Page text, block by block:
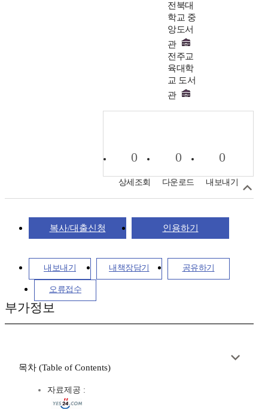
전북대
학교 중
앙도서
관
전주교
육대학
교 도서
관
0
상세조회
0
다운로드
0
내보내기
복사/대출신청 인용하기
내보내기 내책장담기 공유하기
오류접수
부가정보
목차 (Table of Contents)
자료제공 :